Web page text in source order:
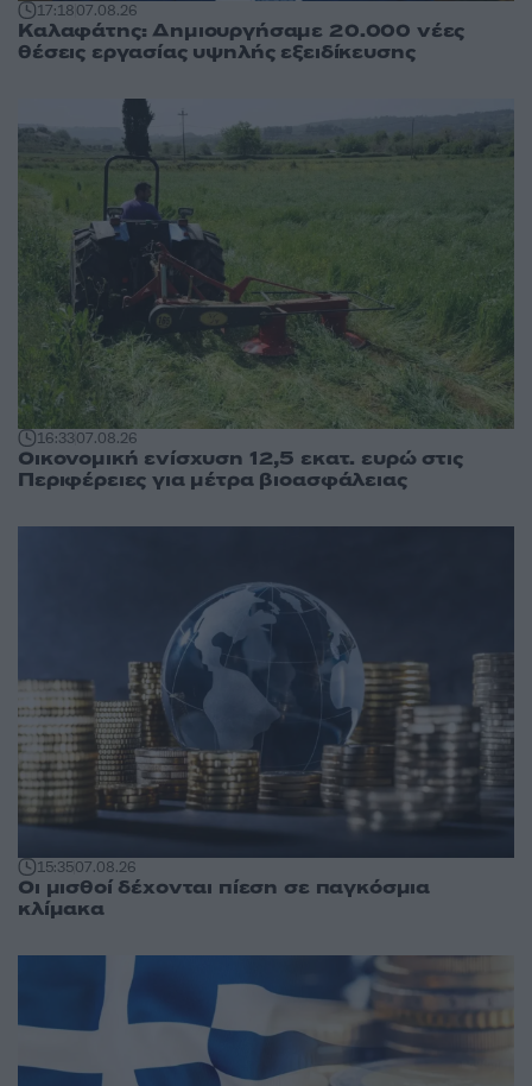
17:1807.08.26
Καλαφάτης: Δημιουργήσαμε 20.000 νέες
θέσεις εργασίας υψηλής εξειδίκευσης
16:3307.08.26
Οικονομική ενίσχυση 12,5 εκατ. ευρώ στις
Περιφέρειες για μέτρα βιοασφάλειας
15:3507.08.26
Οι μισθοί δέχονται πίεση σε παγκόσμια
κλίμακα